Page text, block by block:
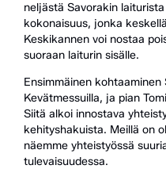
neljästä Savorakin
kokonaisuus, jonka
Keskikannen voi nostaa
suoraan laiturin sisälle.
Ensimmäinen
Kevätmessuilla, ja pian
Siitä alkoi innostava
kehityshakuista. Meillä on
näemme yhteistyössä
tulevaisuudessa.